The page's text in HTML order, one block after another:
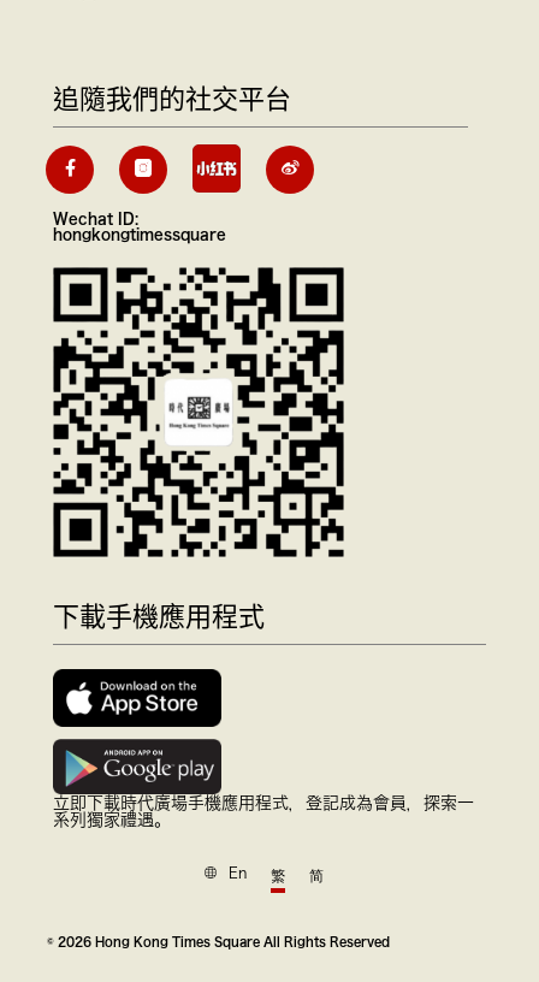
追隨我們的社交平台
Wechat ID:
hongkongtimessquare
下載手機應用程式
立即下載時代廣場手機應用程式，登記成為會員，探索一
系列獨家禮遇。
En 繁 简
© 2026 Hong Kong Times Square All Rights Reserved